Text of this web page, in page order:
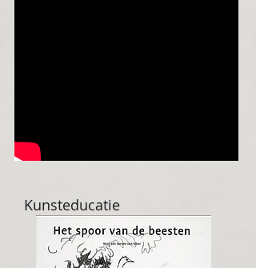
Kunsteducatie